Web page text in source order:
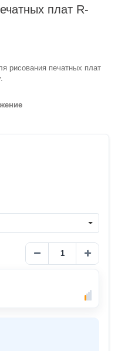
плат R-
рисования печатных плат